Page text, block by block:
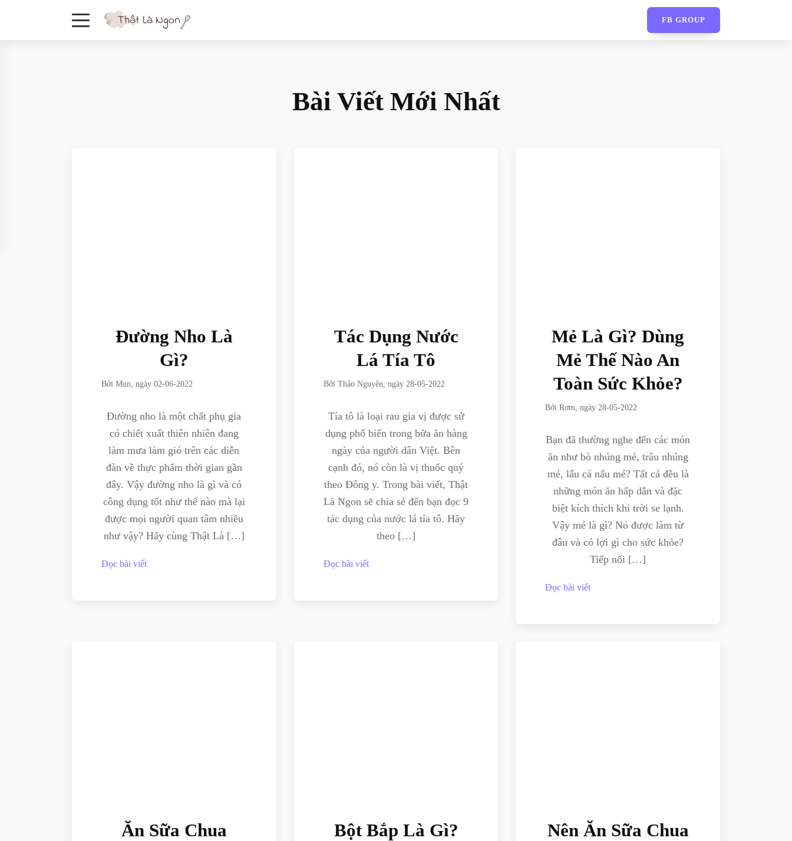
FB GROUP
Bài Viết Mới Nhất
Đường Nho Là
Gì?
BởiMun, ngày02-06-2022
Đường nho là một chất phụ gia
có chiết xuất thiên nhiên đang
làm mưa làm gió trên các diễn
đàn về thực phẩm thời gian gần
đây. Vậy đường nho là gì và có
công dụng tốt như thế nào mà lại
được mọi người quan tâm nhiều
như vậy? Hãy cùng Thật Là […]
Đọc bài viết
Tác Dụng Nước
Lá Tía Tô
Bởi Thảo Nguyên, ngày 28-05-2022
Tía tô là loại rau gia vị được sử
dụng phổ biến trong bữa ăn hàng
ngày của người dân Việt. Bên
cạnh đó, nó còn là vị thuốc quý
theo Đông y. Trong bài viết, Thật
Là Ngon sẽ chia sẻ đến bạn đọc 9
tác dụng của nước lá tía tô. Hãy
theo […]
Đọc bài viết
Mẻ Là Gì? Dùng
Mẻ Thế Nào An
Toàn Sức Khỏe?
BởiRơm, ngày28-05-2022
Bạn đã thường nghe đến các món
ăn như bò nhúng mẻ, trâu nhúng
mẻ, lẩu cá nấu mẻ? Tất cả đều là
những món ăn hấp dẫn và đặc
biệt kích thích khi trời se lạnh.
Vậy mẻ là gì? Nó được làm từ
đâu và có lợi gì cho sức khỏe?
Tiếp nối […]
Đọc bài viết
Ăn Sữa Chua
Bột Bắp Là Gì?
Nên Ăn Sữa Chua